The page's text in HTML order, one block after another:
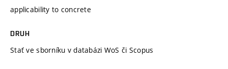
applicability to concrete
DRUH
Stať ve sborníku v databázi WoS či Scopus